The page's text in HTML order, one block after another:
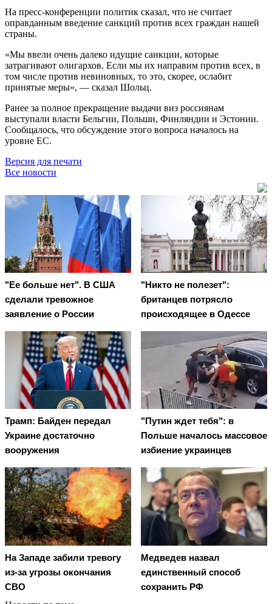
На пресс-конференции политик сказал, что не считает
оправданным введение санкций против всех граждан нашей
страны.
«Мы ввели очень далеко идущие санкции, которые
затрагивают олигархов. Если мы их направим против всех, в
том числе против невиновных, то это, скорее, ослабит
принятые меры», — сказал Шольц.
Ранее за полное прекращение выдачи виз россиянам
выступали власти Бельгии, Польши, Финляндии и Эстонии.
Сообщалось, что обсуждение этого вопроса началось на
уровне ЕС.
Версия для печати
Все новости
"Ее больше нет". В США
сделали тревожное
заявление о России
"Никто не полезет":
британцев потрясло
происходящее в Одессе
Трамп: Байден передал
Украине достаточно
вооружения
"Путин ждет тебя": в
Польше началось массовое
избиение украинцев
На Западе забили тревогу
из-за угрозы окончания
СВО
Медведев назвал
единственный способ
сохранить РФ